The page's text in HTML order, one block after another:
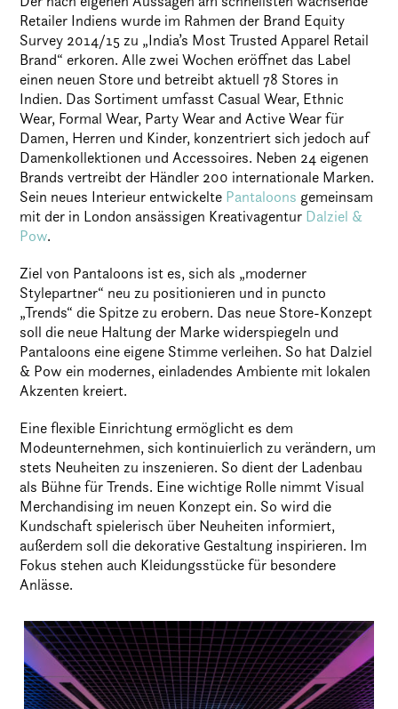
Retailer Indiens wurde im Rahmen der Brand Equity
Survey 2014/15 zu „India’s Most Trusted Apparel Retail
Brand“ erkoren. Alle zwei Wochen eröffnet das Label
einen neuen Store und betreibt aktuell 78 Stores in
Indien. Das Sortiment umfasst Casual Wear, Ethnic
Wear, Formal Wear, Party Wear and Active Wear für
Damen, Herren und Kinder, konzentriert sich jedoch auf
Damenkollektionen und Accessoires. Neben 24 eigenen
Brands vertreibt der Händler 200 internationale Marken.
Sein neues Interieur entwickelte Pantaloons gemeinsam
mit der in London ansässigen Kreativagentur Dalziel &
Pow.
Ziel von Pantaloons ist es, sich als „moderner
Stylepartner“ neu zu positionieren und in puncto
„Trends“ die Spitze zu erobern. Das neue Store-Konzept
soll die neue Haltung der Marke widerspiegeln und
Pantaloons eine eigene Stimme verleihen. So hat Dalziel
& Pow ein modernes, einladendes Ambiente mit lokalen
Akzenten kreiert.
Eine flexible Einrichtung ermöglicht es dem
Modeunternehmen, sich kontinuierlich zu verändern, um
stets Neuheiten zu inszenieren. So dient der Ladenbau
als Bühne für Trends. Eine wichtige Rolle nimmt Visual
Merchandising im neuen Konzept ein. So wird die
Kundschaft spielerisch über Neuheiten informiert,
außerdem soll die dekorative Gestaltung inspirieren. Im
Fokus stehen auch Kleidungsstücke für besondere
Anlässe.